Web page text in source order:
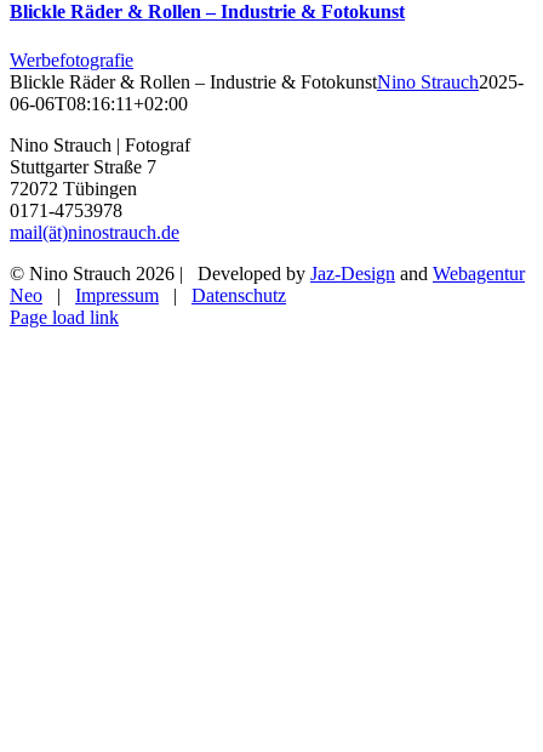
Blickle Räder & Rollen – Industrie & Fotokunst
Werbefotografie
Blickle Räder & Rollen – Industrie & FotokunstNino Strauch2025-
06-06T08:16:11+02:00
Nino Strauch | Fotograf
Stuttgarter Straße 7
72072 Tübingen
0171-4753978
mail(ät)ninostrauch.de
© Nino Strauch 2026 | Developed by Jaz-Design and Webagentur
Neo | Impressum | Datenschutz
Instagram
Page load link